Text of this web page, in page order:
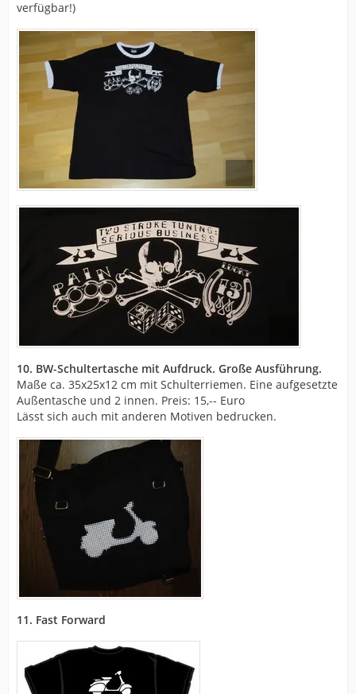
verfügbar!)
10. BW-Schultertasche mit Aufdruck. Große Ausführung.
Maße ca. 35x25x12 cm mit Schulterriemen. Eine aufgesetzte
Außentasche und 2 innen. Preis: 15,-- Euro
Lässt sich auch mit anderen Motiven bedrucken.
11. Fast Forward